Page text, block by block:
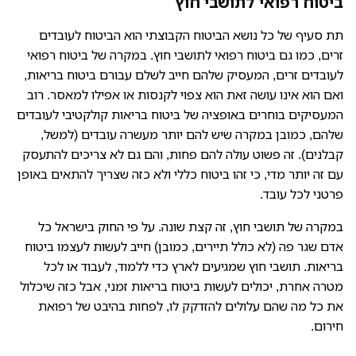
תת סעיף של כל נושא הביטוח הקבוצתי הוא הביטוח לעובדים
זרים, כמו גם ביטוח רפואי לתושבי חוץ. במקרה של ביטוח רפואי
לעובדים זרים, המעסיק שלהם חייב לשלם עבורם ביטוח בריאות,
ואם הוא אינו עושה זאת הוא צפוי לקנסות או אפילו למאסר. רוב
המעסיקים בוחרים באופציה של ביטוח בריאות קולקטיבי לעובדים
שלהם, כמובן במקרה שיש להם יותר מעשרה עובדים (למשל,
קבלנים). זה פשוט עולה להם פחות, והם גם לא צריכים להתעסק
עם זה יותר מדי, כי זהו ביטוח כללי ולא כזה שצריך להתאים באופן
פרטני לכל עובד.
במקרה של תושבי חוץ, זה קצת שונה. על פי החוק בישראל כל
אדם שגר פה (לא כולל תיירים, כמובן) חייב לעשות לעצמו ביטוח
בריאות. תושבי חוץ שמגיעים לארץ כדי ללמוד, לעבוד או לכל
מטרה אחרת, יכולים לעשות ביטוח בריאות זמני, אבל כזה שיכלול
את כל מה שהם עלולים להזדקק לו, לפחות בהיבט של רפואת
חירום.